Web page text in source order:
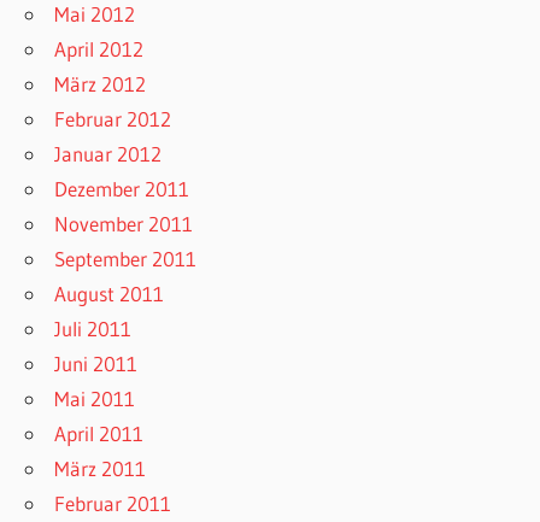
Mai 2012
April 2012
März 2012
Februar 2012
Januar 2012
Dezember 2011
November 2011
September 2011
August 2011
Juli 2011
Juni 2011
Mai 2011
April 2011
März 2011
Februar 2011